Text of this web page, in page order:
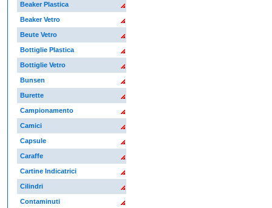
Beaker Plastica
Beaker Vetro
Beute Vetro
Bottiglie Plastica
Bottiglie Vetro
Bunsen
Burette
Campionamento
Camici
Capsule
Caraffe
Cartine Indicatrici
Cilindri
Contaminuti